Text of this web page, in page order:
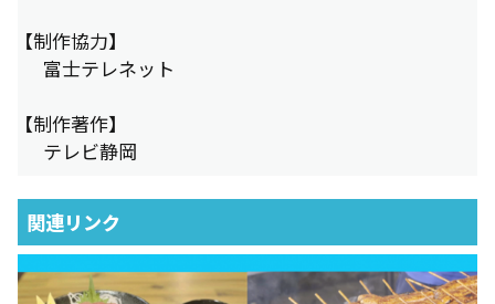
【制作協力】
富士テレネット
【制作著作】
テレビ静岡
関連リンク